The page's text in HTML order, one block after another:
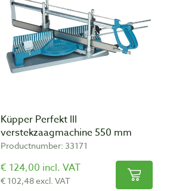
Küpper Perfekt lll
verstekzaagmachine 550 mm
Productnumber: 33171
€ 124,00 incl. VAT
€ 102,48 excl. VAT